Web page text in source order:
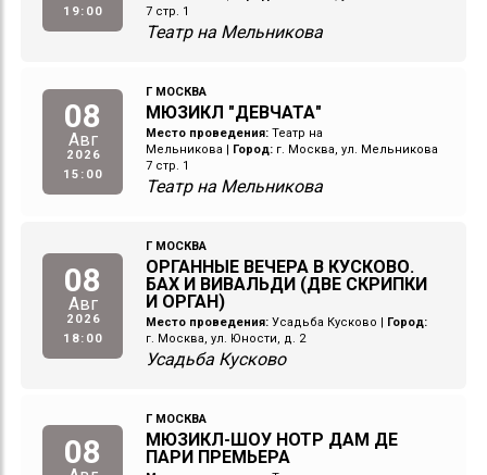
19:00
7 стр. 1
Театр на Мельникова
08
Авг
2026
15:00
Г МОСКВА
МЮЗИКЛ "ДЕВЧАТА"
Место проведения: Театр на
Мельникова
Город: г. Москва, ул. Мельникова
7 стр. 1
Театр на Мельникова
08
Авг
2026
18:00
Г МОСКВА
ОРГАННЫЕ ВЕЧЕРА В КУСКОВО.
БАХ И ВИВАЛЬДИ (ДВЕ СКРИПКИ
И ОРГАН)
Место проведения: Усадьба Кусково
Город:
г. Москва, ул. Юности, д. 2
Усадьба Кусково
08
Г МОСКВА
МЮЗИКЛ-ШОУ НОТР ДАМ ДЕ
ПАРИ ПРЕМЬЕРА